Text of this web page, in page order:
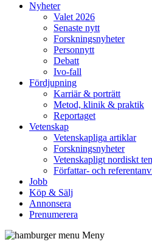
Nyheter
Valet 2026
Senaste nytt
Forskningsnyheter
Personnytt
Debatt
Ivo-fall
Fördjupning
Karriär & porträtt
Metod, klinik & praktik
Reportaget
Vetenskap
Vetenskapliga artiklar
Forskningsnyheter
Vetenskapligt nordiskt
Författar- och
Jobb
Köp & Sälj
Annonsera
Prenumerera
Meny